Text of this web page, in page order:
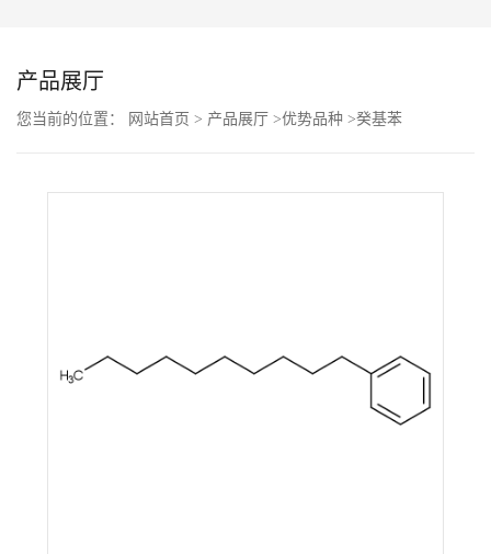
动
产品展厅
您当前的位置： 网站首页 > 产品展厅 >优势品种 >癸基苯